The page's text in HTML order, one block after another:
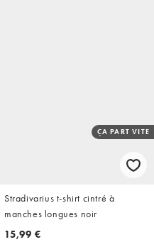
ÇA PART VITE
Stradivarius t-shirt cintré à
manches longues noir
15,99 €